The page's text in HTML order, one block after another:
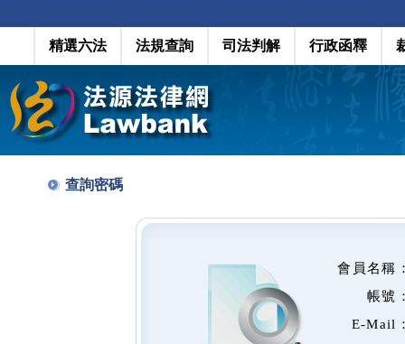
精選六法 法規查詢 司法判解 行政函釋
查詢密碼
會員名稱
帳號
E-Mail